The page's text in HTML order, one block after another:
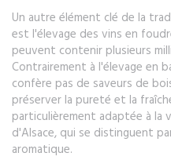
Un autre élément clé de la
est l'élevage des vins en
peuvent contenir plusieurs
Contrairement à l'élevage en
confère pas de saveurs de
préserver la pureté et la
particulièrement adaptée à la
d'Alsace, qui se distinguent
aromatique.